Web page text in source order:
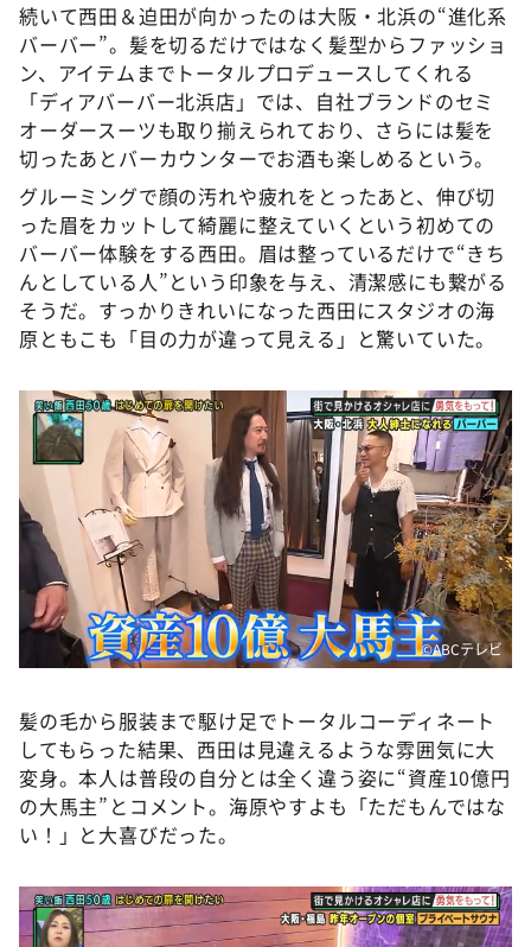
続いて西田＆迫田が向かったのは大阪・北浜の“進化系
バーバー”。髪を切るだけではなく髪型からファッショ
ン、アイテムまでトータルプロデュースしてくれる
「ディアバーバー北浜店」では、自社ブランドのセミ
オーダースーツも取り揃えられており、さらには髪を
切ったあとバーカウンターでお酒も楽しめるという。
グルーミングで顔の汚れや疲れをとったあと、伸び切
った眉をカットして綺麗に整えていくという初めての
バーバー体験をする西田。眉は整っているだけで“きち
んとしている人”という印象を与え、清潔感にも繋がる
そうだ。すっかりきれいになった西田にスタジオの海
原ともこも「目の力が違って見える」と驚いていた。
©ABCテレビ
髪の毛から服装まで駆け足でトータルコーディネート
してもらった結果、西田は見違えるような雰囲気に大
変身。本人は普段の自分とは全く違う姿に“資産10億円
の大馬主”とコメント。海原やすよも「ただもんではな
い！」と大喜びだった。